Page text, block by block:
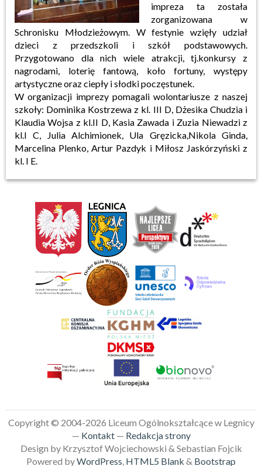
impreza ta została
zorganizowana w
Schronisku Młodzieżowym. W festynie wzięły udział
dzieci z przedszkoli i szkół podstawowych.
Przygotowano dla nich wiele atrakcji, tj.konkursy z
nagrodami, loterię fantową, koło fortuny, występy
artystyczne oraz ciepły i słodki poczęstunek.
W organizacji imprezy pomagali wolontariusze z naszej
szkoły: Dominika Kostrzewa z kl. III D, Dżesika Chudzia i
Klaudia Wojsa z kl.II D, Kasia Zawada i Zuzia Niewadzi z
kl.I C, Julia Alchimionek, Ula Gręzicka,Nikola Ginda,
Marcelina Plenko, Artur Pazdyk i Miłosz Jaskórzyński z
kl. I E.
Copyright © 2004-2026 Liceum Ogólnokształcące w Legnicy
— Kontakt— Redakcja strony
Design by Krzysztof Wojciechowski & Sebastian Fojcik
Powered byWordPress, HTML5 Blank & Bootstrap